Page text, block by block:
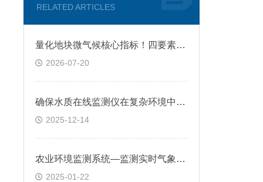
RELATED ARTICLES
量化地块微气候核心指标！四要素微型农业气象仪解锁农田差异化管控新模式
2026-07-20
确保水质在线监测仪在复杂环境中稳定性的策略
2025-12-14
农业环境监测系统—监测实时气象数据，助于农民提前制定应对措施
2025-01-22